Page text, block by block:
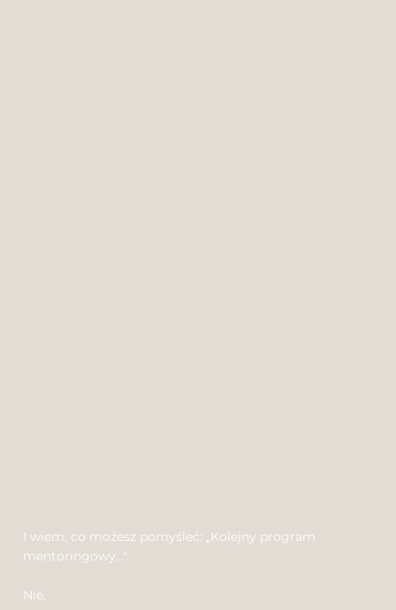
I wiem, co możesz pomyśleć: „Kolejny program
mentoringowy…"
Nie.